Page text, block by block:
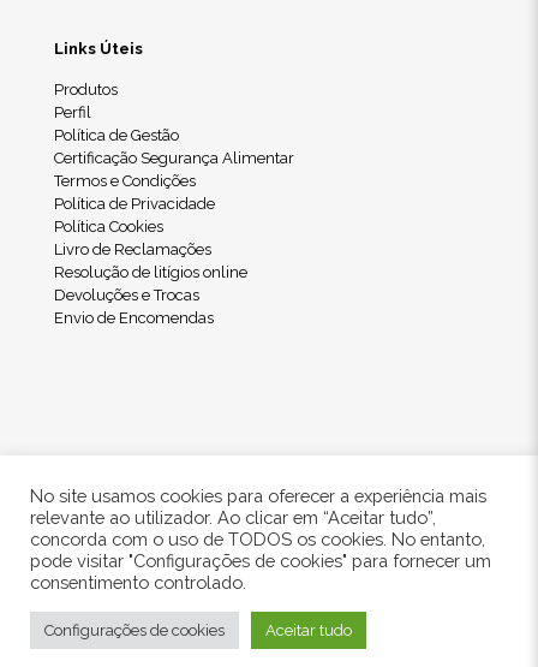
Links Úteis
Produtos
Perfil
Política de Gestão
Certificação Segurança Alimentar
Termos e Condições
Política de Privacidade
Política Cookies
Livro de Reclamações
Resolução de litígios online
Devoluções e Trocas
Envio de Encomendas
© 2024 Freshwood. All Rights Reserved.
No site usamos cookies para oferecer a experiência mais
relevante ao utilizador. Ao clicar em “Aceitar tudo”,
concorda com o uso de TODOS os cookies. No entanto,
pode visitar "Configurações de cookies" para fornecer um
consentimento controlado.
Configurações de cookies Aceitar tudo